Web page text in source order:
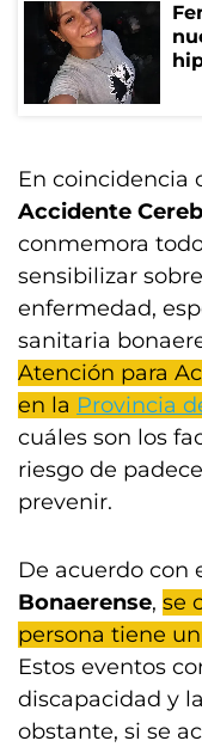
En coincidencia
Accidente
conmemora
sensibilizar
enfermedad,
sanitaria
Atención para
en la Provincia
cuáles son los
riesgo de
prevenir.
De acuerdo con
Bonaerense, se
persona tiene
Estos eventos
discapacidad y
obstante, si se